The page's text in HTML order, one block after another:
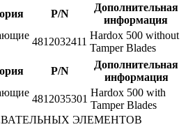
P/N
Дополнительная
информация
4812032411
Hardox 500 without
Tamper Blades
P/N
Дополнительная
информация
4812035301
Hardox 500 with
Tamper Blades
ЭЛЕМЕНТОВ